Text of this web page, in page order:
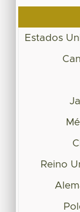
Estados
Reino